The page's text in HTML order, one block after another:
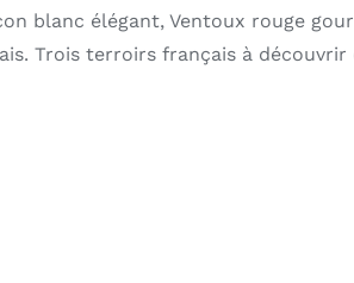
blanc élégant, Ventoux rouge
Trois terroirs français à découvrir